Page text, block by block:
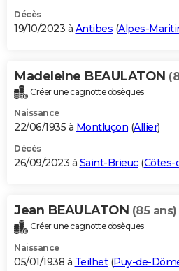
Décès
19/10/2023 à Antibes (Alpes-
Madeleine BEAULATON
Créer une cagnotte obsèques
Naissance
22/06/1935 à Montluçon (Allier)
Décès
26/09/2023 à Saint-Brieuc(Côtes-
Jean BEAULATON (85 ans)
Créer une cagnotte obsèques
Naissance
05/01/1938 à Teilhet(Puy-de-